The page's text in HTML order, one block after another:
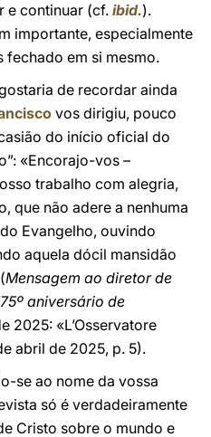
e continuar (cf. ibid.).
importante, especialmente
fechado em si mesmo.
de recordar ainda
vos dirigiu, pouco
do início oficial do
«Encorajo-vos –
trabalho com alegria,
que não adere a nenhuma
Evangelho, ouvindo
aquela dócil mansidão
Mensagem ao diretor de
aniversário de
2025: «L’Osservatore
abril de 2025, p. 5).
se ao nome da vossa
só é verdadeiramente
Cristo sobre o mundo e